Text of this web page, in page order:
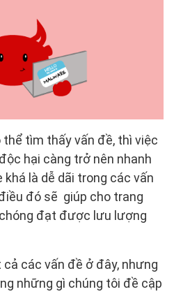
tìm thấy vấn đề, thì việc
hại càng trở nên nhanh
khá là dễ dãi trong các vấn
đó sẽ giúp cho trang
đạt được lưu lượng
các vấn đề ở đây, nhưng
những gì chúng tôi đề cập